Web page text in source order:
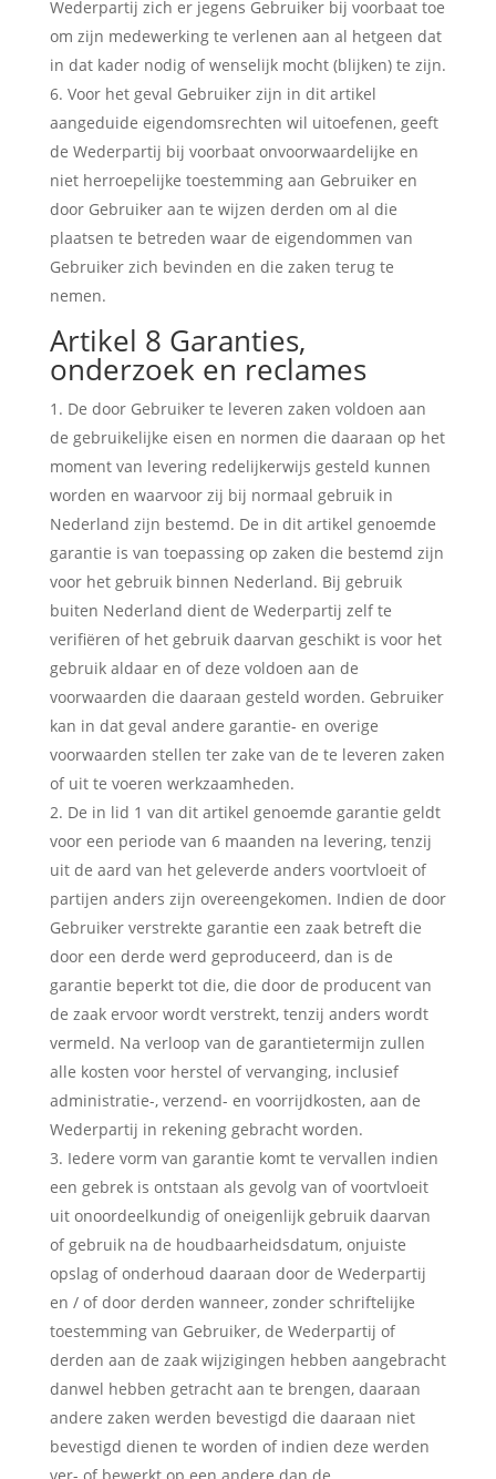
Wederpartij zich er jegens Gebruiker bij voorbaat toe
om zijn medewerking te verlenen aan al hetgeen dat
in dat kader nodig of wenselijk mocht (blijken) te zijn.
Voor het geval Gebruiker zijn in dit artikel
aangeduide eigendomsrechten wil uitoefenen, geeft
de Wederpartij bij voorbaat onvoorwaardelijke en
niet herroepelijke toestemming aan Gebruiker en
door Gebruiker aan te wijzen derden om al die
plaatsen te betreden waar de eigendommen van
Gebruiker zich bevinden en die zaken terug te
nemen.
Artikel 8 Garanties,
onderzoek en reclames
De door Gebruiker te leveren zaken voldoen aan
de gebruikelijke eisen en normen die daaraan op het
moment van levering redelijkerwijs gesteld kunnen
worden en waarvoor zij bij normaal gebruik in
Nederland zijn bestemd. De in dit artikel genoemde
garantie is van toepassing op zaken die bestemd zijn
voor het gebruik binnen Nederland. Bij gebruik
buiten Nederland dient de Wederpartij zelf te
verifiëren of het gebruik daarvan geschikt is voor het
gebruik aldaar en of deze voldoen aan de
voorwaarden die daaraan gesteld worden. Gebruiker
kan in dat geval andere garantie- en overige
voorwaarden stellen ter zake van de te leveren zaken
of uit te voeren werkzaamheden.
De in lid 1 van dit artikel genoemde garantie geldt
voor een periode van 6 maanden na levering, tenzij
uit de aard van het geleverde anders voortvloeit of
partijen anders zijn overeengekomen. Indien de door
Gebruiker verstrekte garantie een zaak betreft die
door een derde werd geproduceerd, dan is de
garantie beperkt tot die, die door de producent van
de zaak ervoor wordt verstrekt, tenzij anders wordt
vermeld. Na verloop van de garantietermijn zullen
alle kosten voor herstel of vervanging, inclusief
administratie-, verzend- en voorrijdkosten, aan de
Wederpartij in rekening gebracht worden.
Iedere vorm van garantie komt te vervallen indien
een gebrek is ontstaan als gevolg van of voortvloeit
uit onoordeelkundig of oneigenlijk gebruik daarvan
of gebruik na de houdbaarheidsdatum, onjuiste
opslag of onderhoud daaraan door de Wederpartij
en / of door derden wanneer, zonder schriftelijke
toestemming van Gebruiker, de Wederpartij of
derden aan de zaak wijzigingen hebben aangebracht
danwel hebben getracht aan te brengen, daaraan
andere zaken werden bevestigd die daaraan niet
bevestigd dienen te worden of indien deze werden